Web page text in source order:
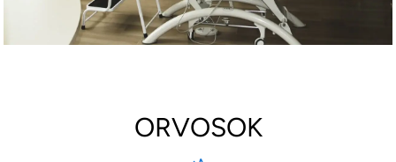
ORVOSOK